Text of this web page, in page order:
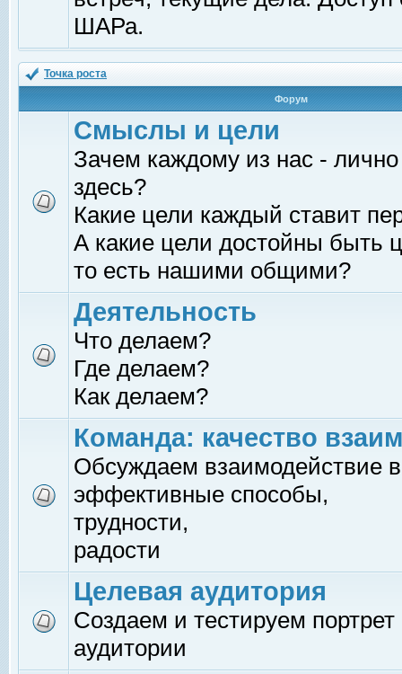
ШАРа.
Точка роста
Форум
Смыслы и цели
Зачем каждому из нас -
здесь?
Какие цели каждый ставит
А какие цели достойны быть
то есть нашими общими?
Деятельность
Что делаем?
Где делаем?
Как делаем?
Команда: качество
Обсуждаем взаимодействие
эффективные способы,
трудности,
радости
Целевая аудитория
Создаем и тестируем
аудитории